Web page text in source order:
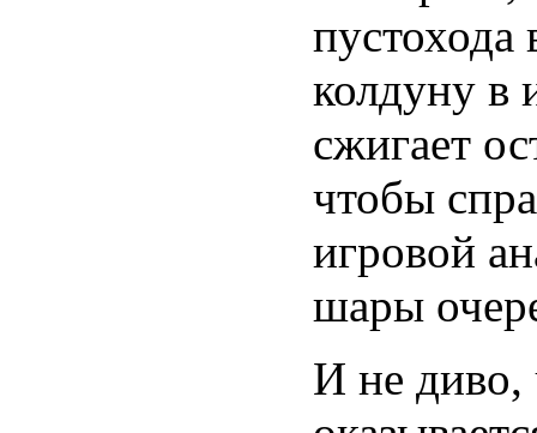
колдуну в
сжигает
чтобы
игровой
шары
И не диво,